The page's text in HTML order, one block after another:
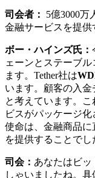
司会者：
5億3000万
金融サービスを提供
ボー・ハインズ氏：
ェーンとステーブ
ます。Tether社は
います。顧客の入
と考えています。
ビスがパッケージ
使命は、金融商品
を提供することでし
司会： あなたはビ
しゃいましたね。具